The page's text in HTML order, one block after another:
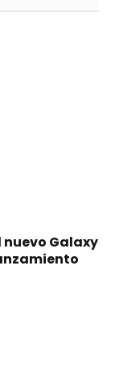
Galaxy